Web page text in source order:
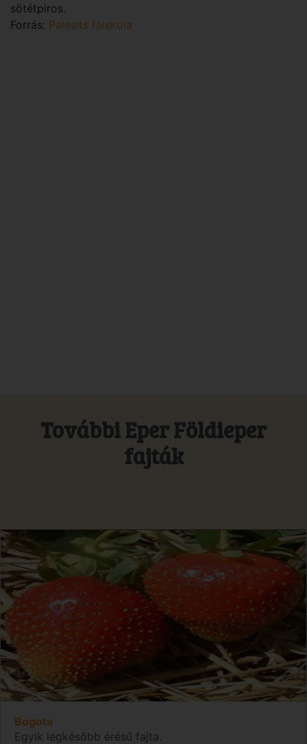
sötétpiros.
Forrás: Palesits faiskola
További Eper Földieper
fajták
Bogota
Egyik legkésőbb érésű fajta.